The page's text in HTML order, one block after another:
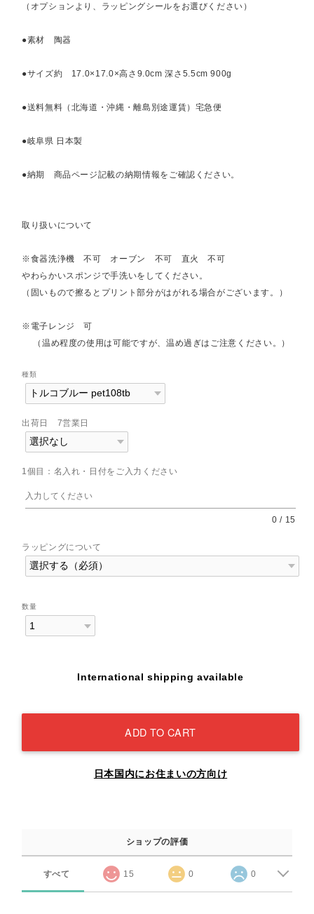
（オプションより、ラッピングシールをお選びください）
●素材 陶器
●サイズ約 17.0×17.0×高さ9.0cm 深さ5.5cm 900g
●送料無料（北海道・沖縄・離島別途運賃）宅急便
●岐阜県 日本製
●納期 商品ページ記載の納期情報をご確認ください。
取り扱いについて
※食器洗浄機 不可 オーブン 不可 直火 不可
やわらかいスポンジで手洗いをしてください。
（固いもので擦るとプリント部分がはがれる場合がございます。）
※電子レンジ 可
（温め程度の使用は可能ですが、温め過ぎはご注意ください。）
種類
出荷日 7営業日
1個目：名入れ・日付をご入力ください
0 / 15
ラッピングについて
数量
International shipping available
ADD TO CART
日本国内にお住まいの方向け
ショップの評価
すべて 15 0 0